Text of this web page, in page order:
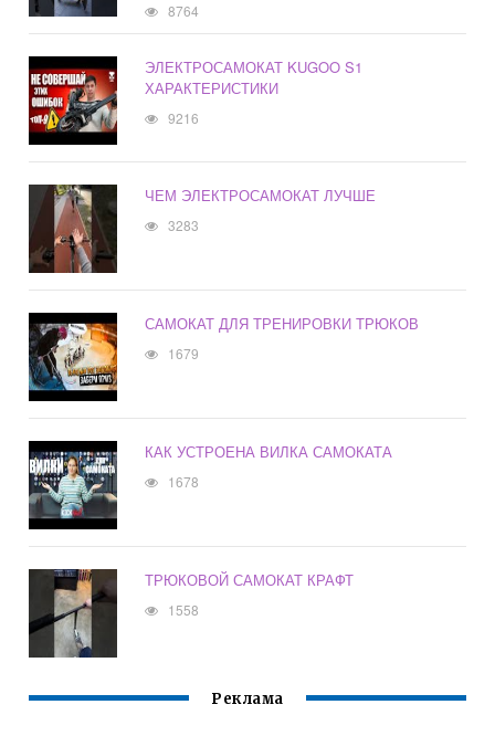
8764
ЭЛЕКТРОСАМОКАТ KUGOO S1
ХАРАКТЕРИСТИКИ
9216
ЧЕМ ЭЛЕКТРОСАМОКАТ ЛУЧШЕ
3283
САМОКАТ ДЛЯ ТРЕНИРОВКИ ТРЮКОВ
1679
КАК УСТРОЕНА ВИЛКА САМОКАТА
1678
ТРЮКОВОЙ САМОКАТ КРАФТ
1558
Реклама